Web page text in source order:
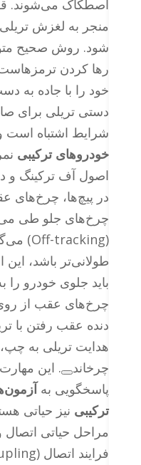
اصطکاک می‌شوند.
شود. روش صحیح
رها کردن
خود را با جاده به
دستی تریلی برای
شرایط اشتباه است
خودروهای ترکیبی
اصول آف ترکینگ و
در پیچ‌ها، چرخ‌های
چرخ‌های جلو طی
(Off-tracking) می‌گویند
طولانی‌تر باشد،
باید جلوی خودرو را
چرخ‌های عقب از روی
دنده عقب رفتن با
هدایت تریلی به
چرخاند
. این
پاسخگویی به
ترکیبی نیز حیاتی
مراحل حیاتی